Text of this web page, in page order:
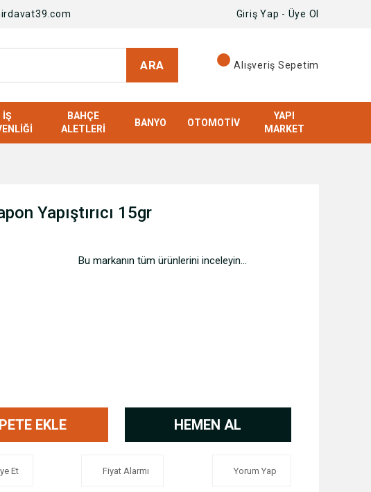
Giriş Yap - Üye Ol
ARA Alışveriş Sepetim
İŞ
BAHÇE
ALETLERI
BANYO OTOMOTIV
YAPI
MARKET
Yapıştırıcı 15gr
Bu markanın tüm ürünlerini inceleyin...
EKLE HEMEN AL
Et Fiyat Alarmı Yorum Yap